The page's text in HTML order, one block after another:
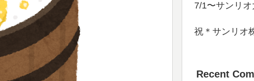
7/1〜サンリ
祝＊サンリオ
Recent